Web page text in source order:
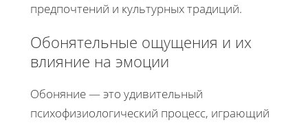
предпочтений и культурных традиций.
Обонятельные ощущения и их
влияние на эмоции
Обоняние — это удивительный
психофизиологический процесс, играющий